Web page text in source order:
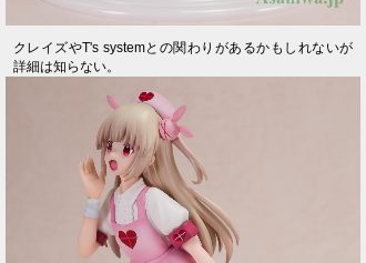
クレイズやT's systemとの関わりがあるかもしれないが
詳細は知らない。